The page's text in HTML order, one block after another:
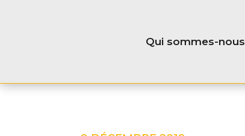
Qui sommes-nous